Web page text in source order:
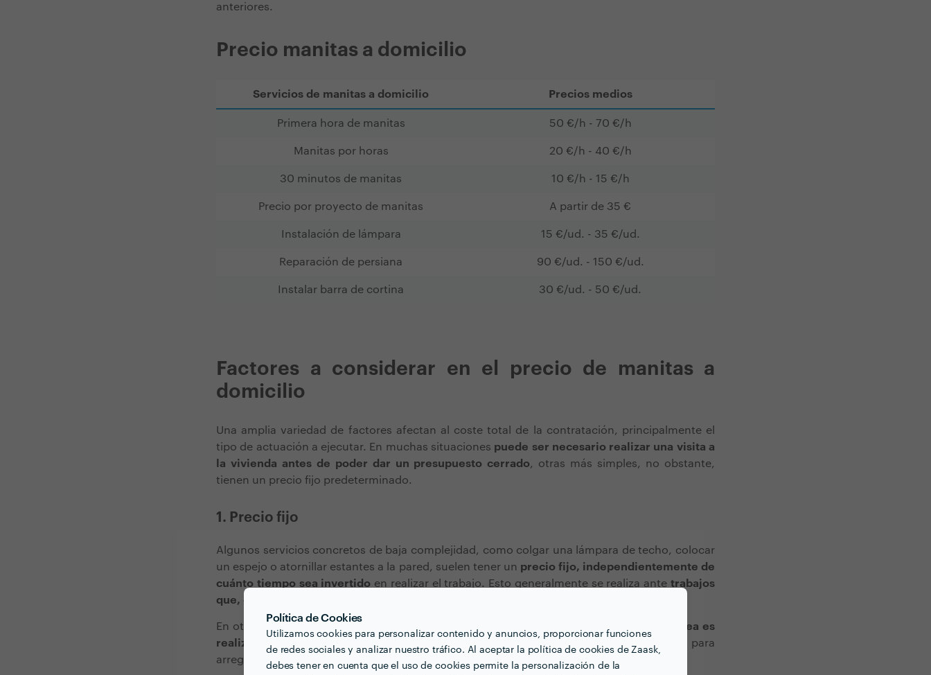
Política de Cookies
Utilizamos cookies para personalizar contenido y anuncios, proporcionar funciones
de redes sociales y analizar nuestro tráfico. Al aceptar la política de cookies de Zaask,
debes tener en cuenta que el uso de cookies permite la personalización de la
anteriores.
Precio manitas a domicilio
Servicios de manitas a domicilio Precios medios
Primera hora de manitas 50 €/h - 70 €/h
Manitas por horas 20 €/h - 40 €/h
30 minutos de manitas 10 €/h - 15 €/h
Precio por proyecto de manitas A partir de 35 €
Instalación de lámpara 15 €/ud. - 35 €/ud.
Reparación de persiana 90 €/ud. - 150 €/ud.
Instalar barra de cortina 30 €/ud. - 50 €/ud.
Factores a considerar en el precio de manitas a
domicilio
Una amplia variedad de factores afectan al coste total de la contratación, principalmente el
tipo de actuación a ejecutar. En muchas situaciones puede ser necesario realizar una visita a
la vivienda antes de poder dar un presupuesto cerrado, otras más simples, no obstante,
tienen un precio fijo predeterminado.
1. Precio fijo
Algunos servicios concretos de baja complejidad, como colgar una lámpara de techo, colocar
un espejo o atornillar estantes a la pared, suelen tener un precio fijo, independientemente de
cuánto tiempo sea invertido en realizar el trabajo. Esto generalmente se realiza antetrabajos
que, generalmente, no superan la hora
En otras ocasiones, el o la profesional establece un
valor fijo por hora si lo que se desea es
realizar varios trabajos
en un mismo servicio o no cuenta con precio preestablecido para
arreglos muy específicos.